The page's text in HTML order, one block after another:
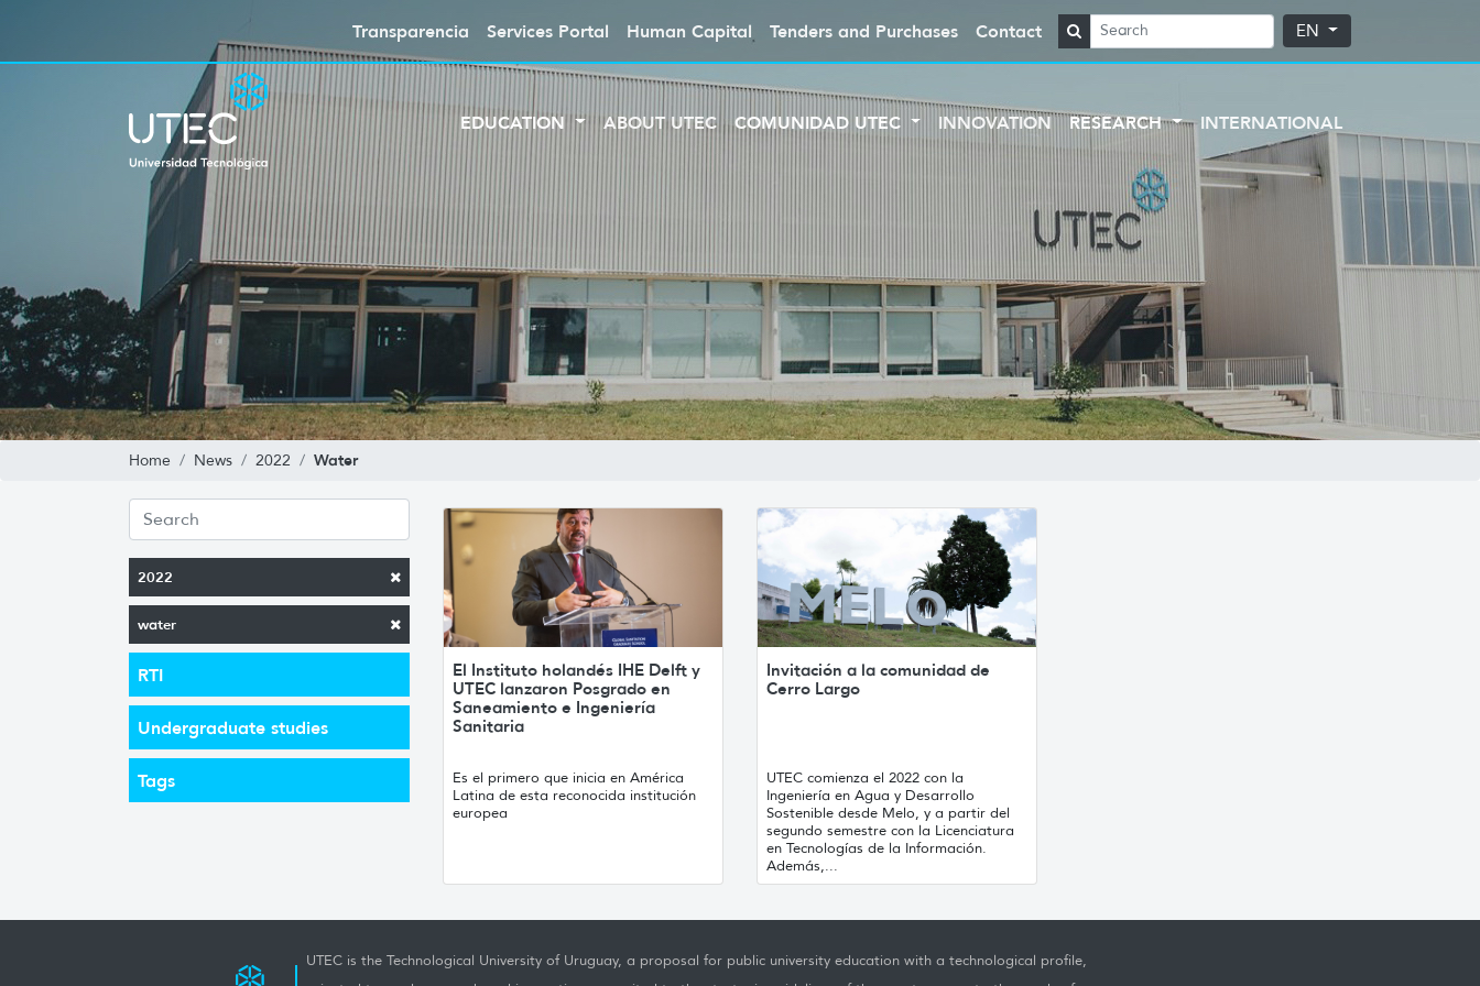
Transparencia Services Portal Human Capital Tenders and Purchases Contact EN
EDUCATION ABOUT UTEC COMUNIDAD UTEC INNOVATION RESEARCH INTERNATIONAL
Home News 2022 Water
2022
water
RTI
Undergraduate studies
Tags
El Instituto holandés IHE Delft y
UTEC lanzaron Posgrado en
Saneamiento e Ingeniería
Sanitaria
Es el primero que inicia en América
Latina de esta reconocida institución
europea
Invitación a la comunidad de
Cerro Largo
UTEC comienza el 2022 con la
Ingeniería en Agua y Desarrollo
Sostenible desde Melo, y a partir del
segundo semestre con la Licenciatura
en Tecnologías de la Información.
Además,...
UTEC is the Technological University of Uruguay, a proposal for public university education with a technological profile,